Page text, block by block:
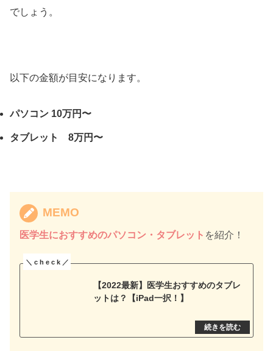
でしょう。
以下の金額が目安になります。
パソコン 10万円〜
タブレット 8万円〜
MEMO
医学生におすすめのパソコン・タブレット を紹介！
【2022最新】医学生おすすめのタブレ
ットは？【iPad一択！】